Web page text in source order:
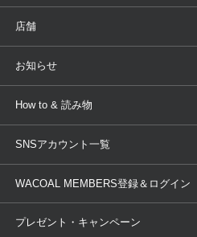
トピックス
WACOAL
AMPHI
OUR WACOAL
WACOAL Remamma
店舗
店舗を探す
ブラ無料診断
3Dボディスキャン
お知らせ
新着情報
商品回収
ニュース＆トピックス
How to & 読み物
下着の基礎知識
ブラパン
SNSアカウント一覧
WACOAL MEMBERS登録＆ログイン
プレゼント・キャンペーン